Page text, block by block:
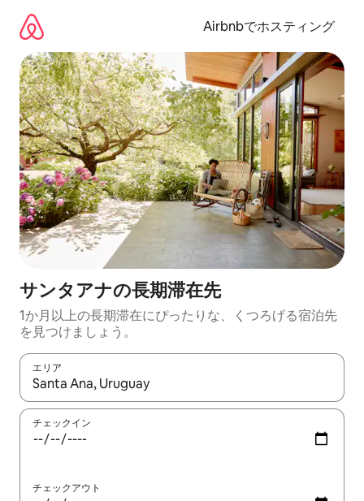
Airbnbでホスティング
サンタアナの長期滞在先
1か月以上の長期滞在にぴったりな、くつろげる宿泊先
を見つけましょう。
エリア
検索結果が表示されたら、上下の矢印キーを使って移動するか
チェックイン
チェックアウト